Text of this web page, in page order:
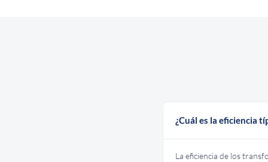
¿Cuál es la eficiencia
La eficiencia de los